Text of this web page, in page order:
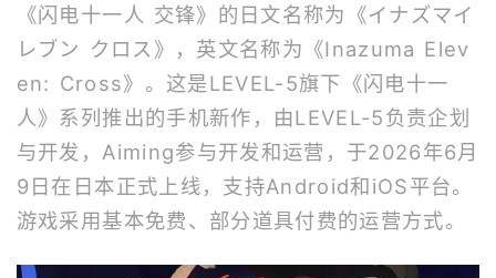
《闪电十一人 交锋》的日文名称为《イナズマイ
レブン クロス》，英文名称为《Inazuma Elev
en: Cross》。这是LEVEL-5旗下《闪电十一
人》系列推出的手机新作，由LEVEL-5负责企划
与开发，Aiming参与开发和运营，于2026年6月
9日在日本正式上线，支持Android和iOS平台。
游戏采用基本免费、部分道具付费的运营方式。